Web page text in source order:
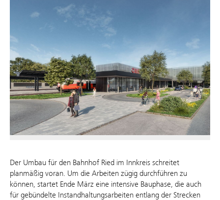
Der Umbau für den Bahnhof Ried im Innkreis schreitet
planmäßig voran. Um die Arbeiten zügig durchführen zu
können, startet Ende März eine intensive Bauphase, die auch
für gebündelte Instandhaltungsarbeiten entlang der Strecken